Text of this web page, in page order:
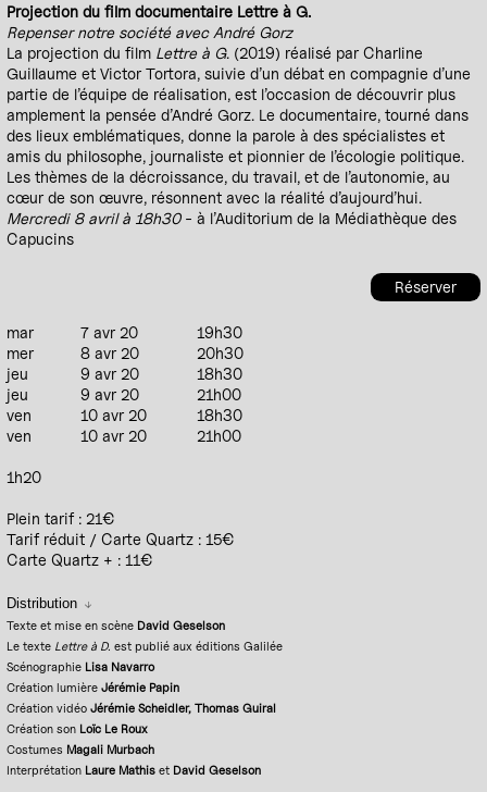
Projection du film documentaire Lettre à G.
Repenser notre société avec André Gorz
La projection du film Lettre à G. (2019) réalisé par Charline
Guillaume et Victor Tortora, suivie d’un débat en compagnie d’une
partie de l’équipe de réalisation, est l’occasion de découvrir plus
amplement la pensée d’André Gorz. Le documentaire, tourné dans
des lieux emblématiques, donne la parole à des spécialistes et
amis du philosophe, journaliste et pionnier de l’écologie politique.
Les thèmes de la décroissance, du travail, et de l’autonomie, au
cœur de son œuvre, résonnent avec la réalité d’aujourd’hui.
Mercredi 8 avril à 18h30- à l’Auditorium de la Médiathèque des
Capucins
Réserver
mar 7 avr 20
19h30
mer
8 avr 20
20h30
jeu
9 avr 20
18h30
jeu
9 avr 20
21h00
ven
10 avr 20
18h30
ven
10 avr 20 21h00
1h20
Plein tarif : 21€
Tarif réduit / Carte Quartz : 15€
Carte Quartz + : 11€
Distribution
Texte et mise en scène David Geselson
Le texte Lettre à D. est publié aux éditions Galilée
Scénographie Lisa Navarro
Création lumièreJérémie Papin
Création vidéoJérémie Scheidler, Thomas Guiral
Création son Loïc Le Roux
Costumes Magali Murbach
Interprétation Laure Mathis et David Geselson